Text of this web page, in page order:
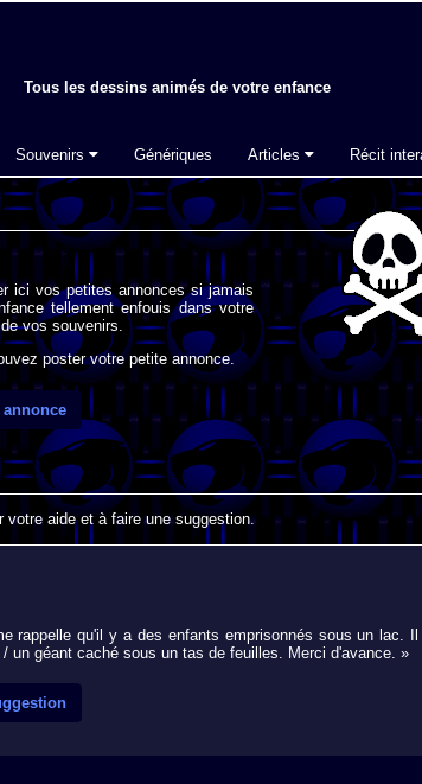
Tous les dessins animés de votre enfance
Souvenirs Génériques Articles Récit
ici vos petites annonces si jamais
tellement enfouis dans votre
vos souvenirs.
poster votre petite annonce.
aide et à faire une suggestion.
rappelle qu'il y a des enfants emprisonnés sous un lac.
un géant caché sous un tas de feuilles. Merci d'avance. »